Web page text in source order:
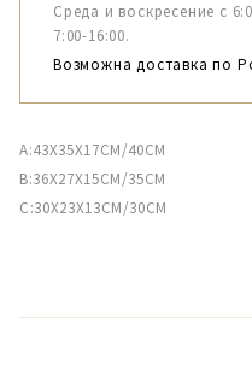
Среда и воскресение с
7:00-16:00.
Возможна доставка по
A:43X35X17CM/40CM
B:36X27X15CM/35CM
C:30X23X13CM/30CM